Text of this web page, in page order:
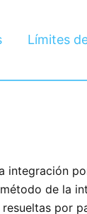
Límites
integración
de la
por